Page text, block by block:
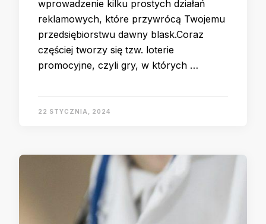
wprowadzenie kilku prostych działań
reklamowych, które przywrócą Twojemu
przedsiębiorstwu dawny blask.Coraz
częściej tworzy się tzw. loterie
promocyjne, czyli gry, w których …
22 STYCZNIA, 2024